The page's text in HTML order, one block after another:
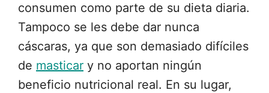
consumen como parte de su dieta diaria.
Tampoco se les debe dar nunca
cáscaras, ya que son demasiado difíciles
de masticar y no aportan ningún
beneficio nutricional real. En su lugar,